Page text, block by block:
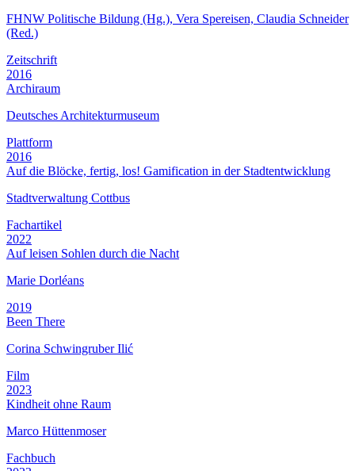
FHNW Politische Bildung (Hg.), Vera Spereisen, Claudia Schneider
(Red.)
Zeitschrift
2016
Archiraum
Deutsches Architekturmuseum
Plattform
2016
Auf die Blöcke, fertig, los! Gamification in der Stadtentwicklung
Stadtverwaltung Cottbus
Fachartikel
2022
Auf leisen Sohlen durch die Nacht
Marie Dorléans
2019
Been There
Corina Schwingruber Ilić
Film
2023
Kindheit ohne Raum
Marco Hüttenmoser
Fachbuch